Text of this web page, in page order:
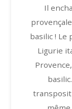
Il
basilic ! Le
Ligurie